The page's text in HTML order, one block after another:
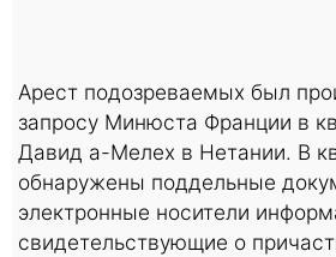
Арест подозреваемых был
запросу Минюста Франции в
Давид а-Мелех в Нетании. В
обнаружены поддельные
электронные носители
свидетельствующие о